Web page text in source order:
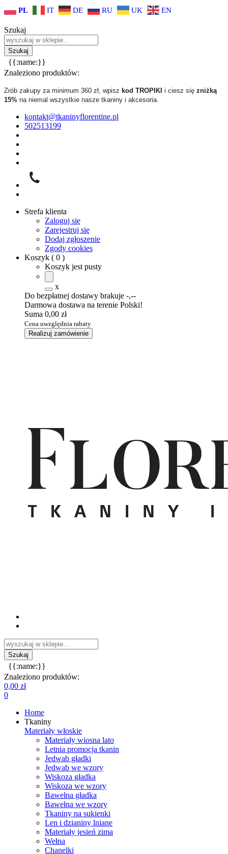
PL IT DE RU UK EN
Szukaj
{{:name:}}
Znaleziono produktów:
Zrób zakupy za minimum 360 zł, wpisz kod TROPIKI i ciesz się zniżką
15% na niemal wszystkie nasze tkaniny i akcesoria.
kontakt@tkaninyflorentine.pl
502513199
Strefa klienta
Zaloguj się
Zarejestruj się
Dodaj zgłoszenie
Zgody cookies
Koszyk ( 0 )
Koszyk jest pusty
x
Do bezpłatnej dostawy brakuje -,--
Darmowa dostawa na terenie Polski!
Suma 0,00 zł
Cena uwzględnia rabaty
Realizuj zamówienie
{{:name:}}
Znaleziono produktów:
0,00 zł
0
Home
Tkaniny
Materiały włoskie
Materiały wiosna lato
Letnia promocja tkanin
Jedwab gładki
Jedwab we wzory
Wiskoza gładka
Wiskoza we wzory
Bawełna gładka
Bawełna we wzory
Tkaniny na sukienki
Len i dzianiny lniane
Materiały jesień zima
Wełna
Chanelki